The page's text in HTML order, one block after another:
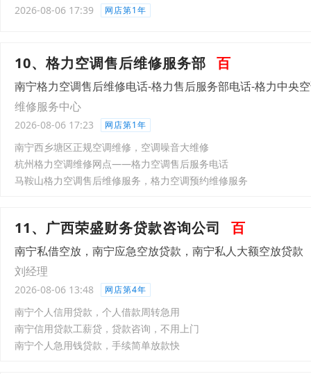
2026-08-06 17:39 网店第1年
10、格力空调售后维修服务部 百
南宁格力空调售后维修电话-格力售后服务部电话-格力中央
维修服务中心
2026-08-06 17:23 网店第1年
南宁西乡塘区正规空调维修，空调噪音大维修
杭州格力空调维修网点——格力空调售后服务电话
马鞍山格力空调售后维修服务，格力空调预约维修服务
11、广西荣盛财务贷款咨询公司 百
南宁私借空放，南宁应急空放贷款，南宁私人大额空放贷款
刘经理
2026-08-06 13:48 网店第4年
南宁个人信用贷款，个人借款周转急用
南宁信用贷款工薪贷，贷款咨询，不用上门
南宁个人急用钱贷款，手续简单放款快